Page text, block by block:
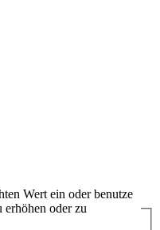
Wert ein oder benutze
oder zu